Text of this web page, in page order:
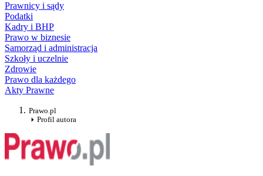
Prawnicy i sądy
Podatki
Kadry i BHP
Prawo w biznesie
Samorząd i administracja
Szkoły i uczelnie
Zdrowie
Prawo dla każdego
Akty Prawne
Prawo.pl
Profil autora